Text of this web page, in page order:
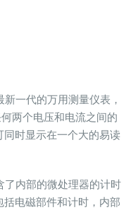
一代的万用测量仪表，
两个电压和电流之间的
时显示在一个大的易读
内部的微处理器的计时
电磁部件和计时，内部